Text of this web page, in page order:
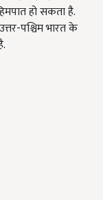
हो सकता है.
पश्चिम भारत के